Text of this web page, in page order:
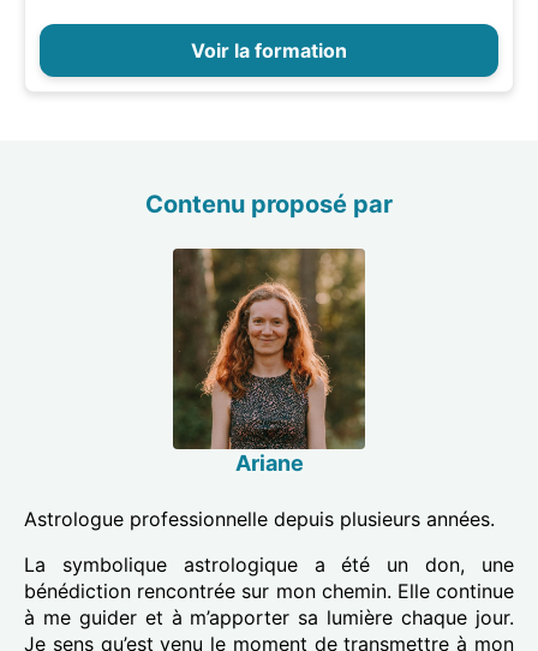
Voir la formation
Contenu proposé par
Ariane
Astrologue professionnelle depuis plusieurs années.
La symbolique astrologique a été un don, une
bénédiction rencontrée sur mon chemin. Elle continue
à me guider et à m’apporter sa lumière chaque jour.
Je sens qu’est venu le moment de transmettre à mon